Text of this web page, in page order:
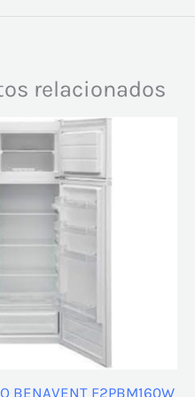
relacionados
BENAVENT F2PBM160W